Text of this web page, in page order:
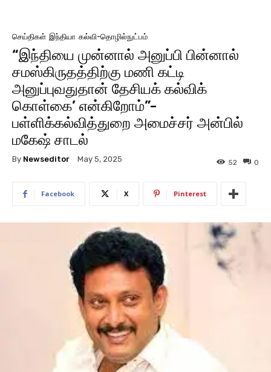
செய்திகள் இந்தியா கல்வி-தொழில்நுட்பம்
“இந்தியை முன்னால் அனுப்பி பின்னால்
சமஸ்கிருதத்திற்கு மணி கட்டி
அனுப்புவதுதான் தேசியக் கல்விக்
கொள்கை’ என்கிறோம்”-
பள்ளிக்கல்வித்துறை அமைச்சர் அன்பில்
மகேஷ் சாடல்
By Newseditor May 5, 2025 0
52
Facebook X Pinterest